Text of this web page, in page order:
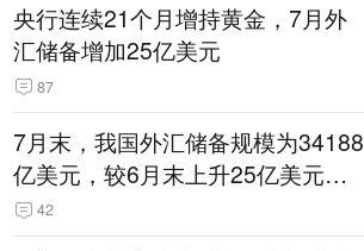
央行连续21个月增持黄金，7月外
汇储备增加25亿美元
87
7月末，我国外汇储备规模为34188
亿美元，较6月末上升25亿美元，
升幅为0.07%
42